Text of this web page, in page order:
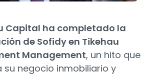
Capital ha completado la
de Sofidy en Tikehau
Management, un hito que
su negocio inmobiliario y